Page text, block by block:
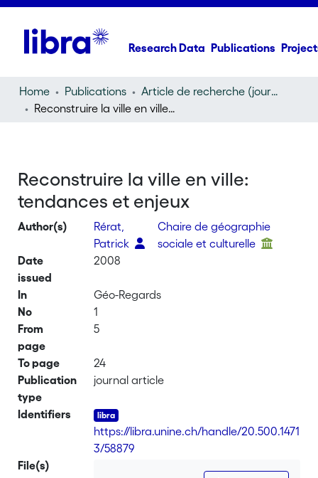
Research Data Publications
Home Publications
Article de recherche (journal article)
Reconstruire la ville en ville: tendances et enjeux
Reconstruire la ville en ville:
tendances et enjeux
Author(s)
Rérat,
Patrick
Chaire de géographie
sociale et culturelle
Date
issued
2008
In
Géo-Regards
No
1
From
page
5
To page
24
Publication
type
journal article
Identifiers
https://libra.unine.ch/handle/20.500.1471
3/58879
File(s)